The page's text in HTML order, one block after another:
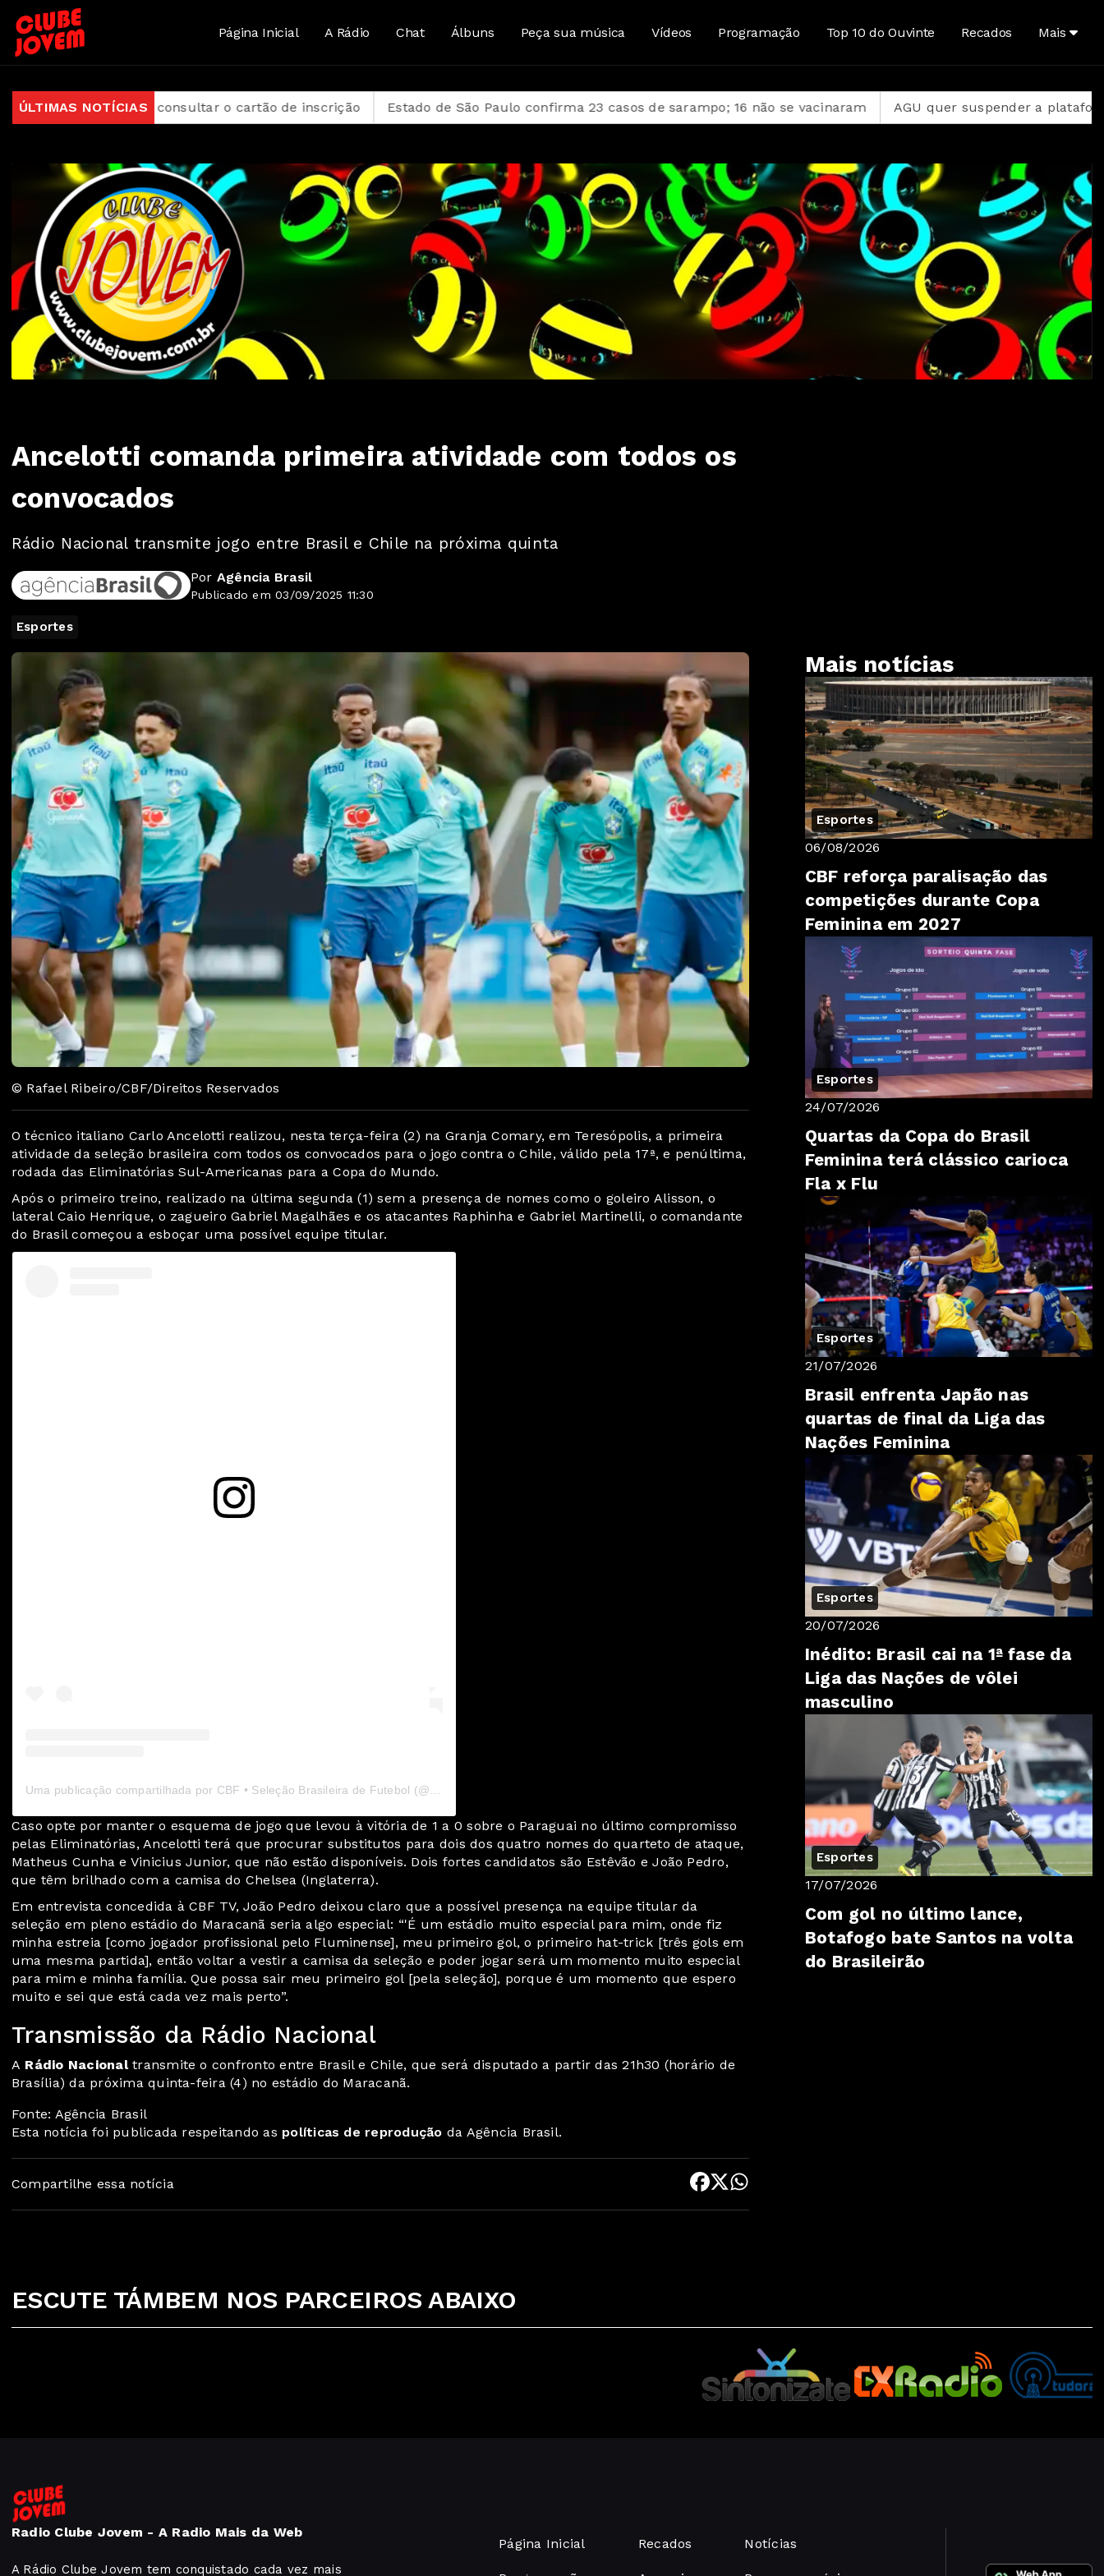
Página Inicial A Rádio Chat Álbuns Peça sua música Vídeos Programação Top 10 do Ouvinte Recados Mais
ÚLTIMAS NOTÍCIAS
consultar o cartão de inscrição Estado de São Paulo confirma 23 casos de sarampo; 16 não se vacinaram AGU quer suspender a plataforma Discord no Brasil
Ancelotti comanda primeira atividade com todos os
convocados
Rádio Nacional transmite jogo entre Brasil e Chile na próxima quinta
Por Agência Brasil
Publicado em 03/09/2025 11:30
Esportes
© Rafael Ribeiro/CBF/Direitos Reservados
O técnico italiano Carlo Ancelotti realizou, nesta terça-feira (2) na Granja Comary, em Teresópolis, a primeira
atividade da seleção brasileira com todos os convocados para o jogo contra o Chile, válido pela 17ª, e penúltima,
rodada das Eliminatórias Sul-Americanas para a Copa do Mundo.
Após o primeiro treino, realizado na última segunda (1) sem a presença de nomes como o goleiro Alisson, o
lateral Caio Henrique, o zagueiro Gabriel Magalhães e os atacantes Raphinha e Gabriel Martinelli, o comandante
do Brasil começou a esboçar uma possível equipe titular.
Caso opte por manter o esquema de jogo que levou à vitória de 1 a 0 sobre o Paraguai no último compromisso
pelas Eliminatórias, Ancelotti terá que procurar substitutos para dois dos quatro nomes do quarteto de ataque,
Matheus Cunha e Vinicius Junior, que não estão disponíveis. Dois fortes candidatos são Estêvão e João Pedro,
que têm brilhado com a camisa do Chelsea (Inglaterra).
Em entrevista concedida à CBF TV, João Pedro deixou claro que a possível presença na equipe titular da
seleção em pleno estádio do Maracanã seria algo especial: “'É um estádio muito especial para mim, onde fiz
minha estreia [como jogador profissional pelo Fluminense], meu primeiro gol, o primeiro hat-trick [três gols em
uma mesma partida], então voltar a vestir a camisa da seleção e poder jogar será um momento muito especial
para mim e minha família. Que possa sair meu primeiro gol [pela seleção], porque é um momento que espero
muito e sei que está cada vez mais perto”.
Transmissão da Rádio Nacional
A Rádio Nacionaltransmite o confronto entre Brasil e Chile, que será disputado a partir das 21h30 (horário de
Brasília) da próxima quinta-feira (4) no estádio do Maracanã.
Fonte: Agência Brasil
Esta notícia foi publicada respeitando as políticas de reprodução da Agência Brasil.
Compartilhe essa notícia
Mais notícias
Esportes
06/08/2026
CBF reforça paralisação das
competições durante Copa
Feminina em 2027
Esportes
24/07/2026
Quartas da Copa do Brasil
Feminina terá clássico carioca
Fla x Flu
Esportes
21/07/2026
Brasil enfrenta Japão nas
quartas de final da Liga das
Nações Feminina
Esportes
20/07/2026
Inédito: Brasil cai na 1ª fase da
Liga das Nações de vôlei
masculino
Esportes
17/07/2026
Com gol no último lance,
Botafogo bate Santos na volta
do Brasileirão
ESCUTE TÁMBEM NOS PARCEIROS ABAIXO
Radio Clube Jovem - A Radio Mais da Web
A Rádio Clube Jovem tem conquistado cada vez mais
Página Inicial Recados Notícias